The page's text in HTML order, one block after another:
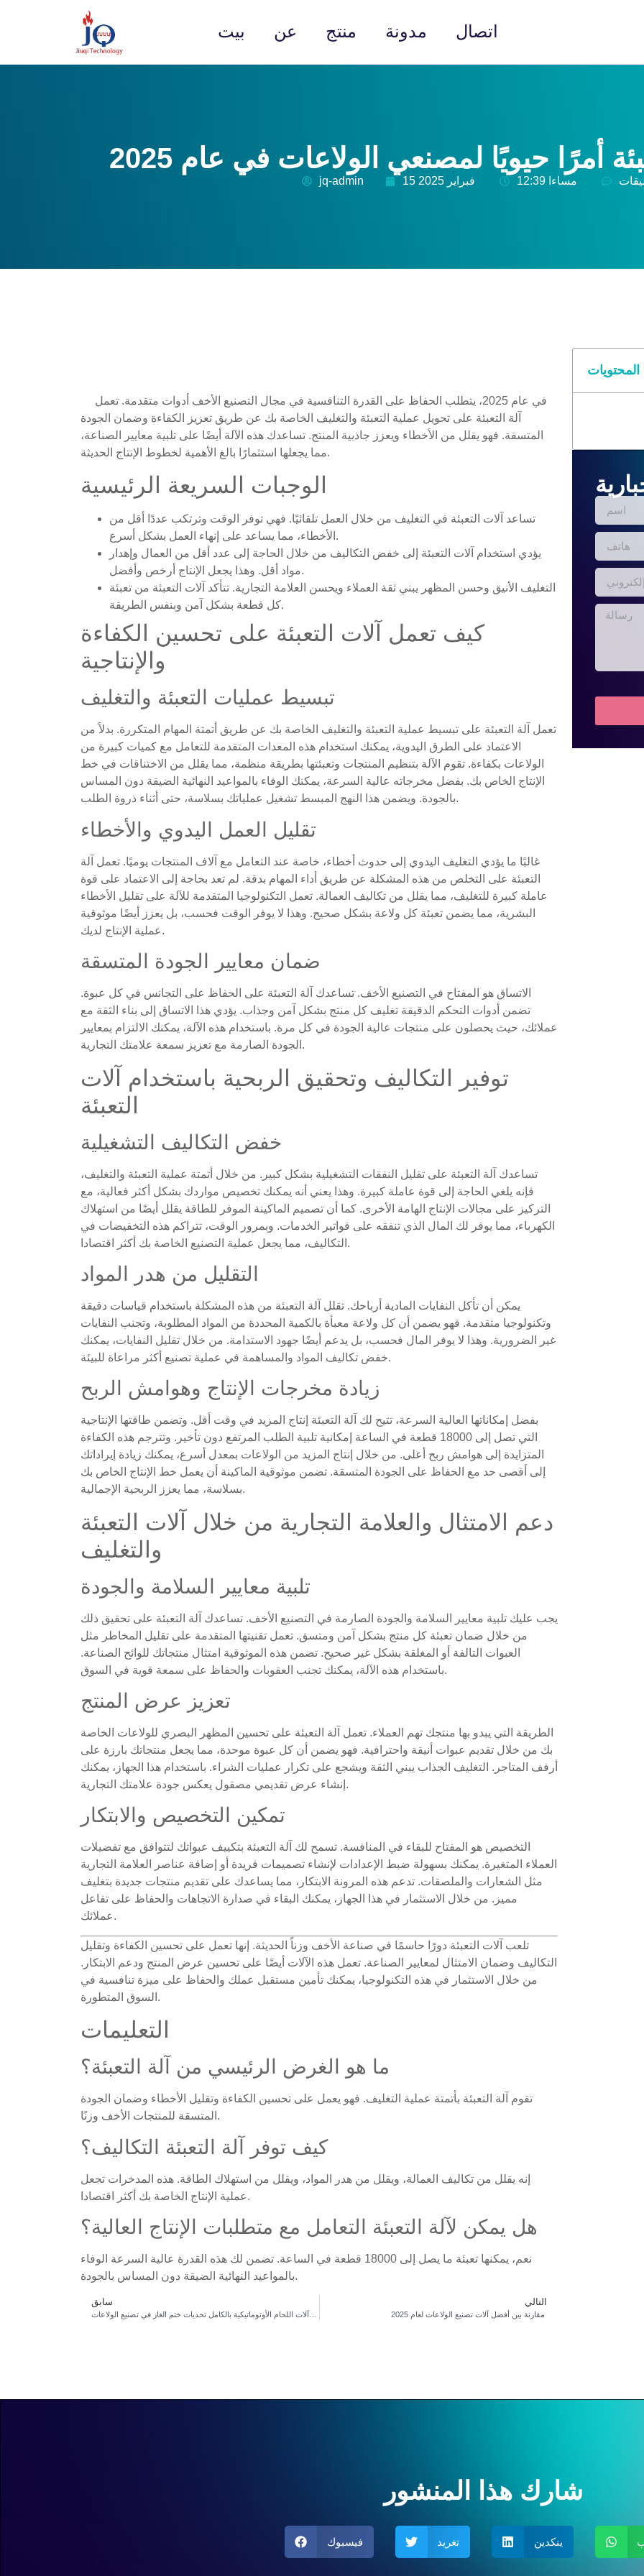
بيت عن منتج مدونة اتصال
jq-admin
آلة التعبئة على تحويل عملية التعبئة والتغليف الخاصة بك عن طريق تعزيز الكفاءة وضمان الجودة
المتسقة. فهو يقلل من الأخطاء ويعزز جاذبية المنتج. تساعدك هذه الآلة أيضًا على تلبية معايير الصناعة،
مما يجعلها استثمارًا بالغ الأهمية لخطوط الإنتاج الحديثة.
الوجبات السريعة الرئيسية
تساعد آلات التعبئة في التغليف من خلال العمل تلقائيًا. فهي توفر الوقت وترتكب عددًا أقل من
الأخطاء، مما يساعد على إنهاء العمل بشكل أسرع.
يؤدي استخدام آلات التعبئة إلى خفض التكاليف من خلال الحاجة إلى عدد أقل من العمال وإهدار
مواد أقل. وهذا يجعل الإنتاج أرخص وأفضل.
التغليف الأنيق وحسن المظهر يبني ثقة العملاء ويحسن العلامة التجارية. تتأكد آلات التعبئة من تعبئة
كل قطعة بشكل آمن وبنفس الطريقة.
كيف تعمل آلات التعبئة على تحسين الكفاءة
والإنتاجية
تبسيط عمليات التعبئة والتغليف
تعمل آلة التعبئة على تبسيط عملية التعبئة والتغليف الخاصة بك عن طريق أتمتة المهام المتكررة. بدلاً من
الاعتماد على الطرق اليدوية، يمكنك استخدام هذه المعدات المتقدمة للتعامل مع كميات كبيرة من
الولاعات بكفاءة. تقوم الآلة بتنظيم المنتجات وتعبئتها بطريقة منظمة، مما يقلل من الاختناقات في خط
الإنتاج الخاص بك. بفضل مخرجاته عالية السرعة، يمكنك الوفاء بالمواعيد النهائية الضيقة دون المساس
بالجودة. ويضمن هذا النهج المبسط تشغيل عملياتك بسلاسة، حتى أثناء ذروة الطلب.
تقليل العمل اليدوي والأخطاء
غالبًا ما يؤدي التغليف اليدوي إلى حدوث أخطاء، خاصة عند التعامل مع آلاف المنتجات يوميًا. تعمل آلة
التعبئة على التخلص من هذه المشكلة عن طريق أداء المهام بدقة. لم تعد بحاجة إلى الاعتماد على قوة
عاملة كبيرة للتغليف، مما يقلل من تكاليف العمالة. تعمل التكنولوجيا المتقدمة للآلة على تقليل الأخطاء
البشرية، مما يضمن تعبئة كل ولاعة بشكل صحيح. وهذا لا يوفر الوقت فحسب، بل يعزز أيضًا موثوقية
عملية الإنتاج لديك.
ضمان معايير الجودة المتسقة
الاتساق هو المفتاح في التصنيع الأخف. تساعدك آلة التعبئة على الحفاظ على التجانس في كل عبوة.
تضمن أدوات التحكم الدقيقة تغليف كل منتج بشكل آمن وجذاب. يؤدي هذا الاتساق إلى بناء الثقة مع
عملائك، حيث يحصلون على منتجات عالية الجودة في كل مرة. باستخدام هذه الآلة، يمكنك الالتزام بمعايير
الجودة الصارمة مع تعزيز سمعة علامتك التجارية.
توفير التكاليف وتحقيق الربحية باستخدام آلات
التعبئة
خفض التكاليف التشغيلية
تساعدك آلة التعبئة على تقليل النفقات التشغيلية بشكل كبير. من خلال أتمتة عملية التعبئة والتغليف،
فإنه يلغي الحاجة إلى قوة عاملة كبيرة. وهذا يعني أنه يمكنك تخصيص مواردك بشكل أكثر فعالية، مع
التركيز على مجالات الإنتاج الهامة الأخرى. كما أن تصميم الماكينة الموفر للطاقة يقلل أيضًا من استهلاك
الكهرباء، مما يوفر لك المال الذي تنفقه على فواتير الخدمات. وبمرور الوقت، تتراكم هذه التخفيضات في
التكاليف، مما يجعل عملية التصنيع الخاصة بك أكثر اقتصادا.
التقليل من هدر المواد
يمكن أن تأكل النفايات المادية أرباحك. تقلل آلة التعبئة من هذه المشكلة باستخدام قياسات دقيقة
وتكنولوجيا متقدمة. فهو يضمن أن كل ولاعة معبأة بالكمية المحددة من المواد المطلوبة، وتجنب النفايات
غير الضرورية. وهذا لا يوفر المال فحسب، بل يدعم أيضًا جهود الاستدامة. من خلال تقليل النفايات، يمكنك
خفض تكاليف المواد والمساهمة في عملية تصنيع أكثر مراعاة للبيئة.
زيادة مخرجات الإنتاج وهوامش الربح
بفضل إمكاناتها العالية السرعة، تتيح لك آلة التعبئة إنتاج المزيد في وقت أقل. وتضمن طاقتها الإنتاجية
التي تصل إلى 18000 قطعة في الساعة إمكانية تلبية الطلب المرتفع دون تأخير. وتترجم هذه الكفاءة
المتزايدة إلى هوامش ربح أعلى. من خلال إنتاج المزيد من الولاعات بمعدل أسرع، يمكنك زيادة إيراداتك
إلى أقصى حد مع الحفاظ على الجودة المتسقة. تضمن موثوقية الماكينة أن يعمل خط الإنتاج الخاص بك
بسلاسة، مما يعزز الربحية الإجمالية.
دعم الامتثال والعلامة التجارية من خلال آلات التعبئة
والتغليف
تلبية معايير السلامة والجودة
يجب عليك تلبية معايير السلامة والجودة الصارمة في التصنيع الأخف. تساعدك آلة التعبئة على تحقيق ذلك
من خلال ضمان تعبئة كل منتج بشكل آمن ومتسق. تعمل تقنيتها المتقدمة على تقليل المخاطر مثل
العبوات التالفة أو المغلقة بشكل غير صحيح. تضمن هذه الموثوقية امتثال منتجاتك للوائح الصناعة.
باستخدام هذه الآلة، يمكنك تجنب العقوبات والحفاظ على سمعة قوية في السوق.
تعزيز عرض المنتج
الطريقة التي يبدو بها منتجك تهم العملاء. تعمل آلة التعبئة على تحسين المظهر البصري للولاعات الخاصة
بك من خلال تقديم عبوات أنيقة واحترافية. فهو يضمن أن كل عبوة موحدة، مما يجعل منتجاتك بارزة على
أرفف المتاجر. التغليف الجذاب يبني الثقة ويشجع على تكرار عمليات الشراء. باستخدام هذا الجهاز، يمكنك
إنشاء عرض تقديمي مصقول يعكس جودة علامتك التجارية.
تمكين التخصيص والابتكار
التخصيص هو المفتاح للبقاء في المنافسة. تسمح لك آلة التعبئة بتكييف عبواتك لتتوافق مع تفضيلات
العملاء المتغيرة. يمكنك بسهولة ضبط الإعدادات لإنشاء تصميمات فريدة أو إضافة عناصر العلامة التجارية
مثل الشعارات والملصقات. تدعم هذه المرونة الابتكار، مما يساعدك على تقديم منتجات جديدة بتغليف
مميز. من خلال الاستثمار في هذا الجهاز، يمكنك البقاء في صدارة الاتجاهات والحفاظ على تفاعل
عملائك.
تلعب آلات التعبئة دورًا حاسمًا في صناعة الأخف وزناً الحديثة. إنها تعمل على تحسين الكفاءة وتقليل
التكاليف وضمان الامتثال لمعايير الصناعة. تعمل هذه الآلات أيضًا على تحسين عرض المنتج ودعم الابتكار.
من خلال الاستثمار في هذه التكنولوجيا، يمكنك تأمين مستقبل عملك والحفاظ على ميزة تنافسية في
السوق المتطورة.
التعليمات
ما هو الغرض الرئيسي من آلة التعبئة؟
تقوم آلة التعبئة بأتمتة عملية التغليف. فهو يعمل على تحسين الكفاءة وتقليل الأخطاء وضمان الجودة
المتسقة للمنتجات الأخف وزنًا.
كيف توفر آلة التعبئة التكاليف؟
إنه يقلل من تكاليف العمالة، ويقلل من هدر المواد، ويقلل من استهلاك الطاقة. هذه المدخرات تجعل
عملية الإنتاج الخاصة بك أكثر اقتصادا.
هل يمكن لآلة التعبئة التعامل مع متطلبات الإنتاج العالية؟
نعم، يمكنها تعبئة ما يصل إلى 18000 قطعة في الساعة. تضمن لك هذه القدرة عالية السرعة الوفاء
بالمواعيد النهائية الضيقة دون المساس بالجودة.
سابق
كيف تعالج آلات اللحام الأوتوماتيكية بالكامل تحديات ختم الغاز في تصنيع الولاعات
التالي
شارك هذا المنشور
فيسبوك تغريد ينكدين